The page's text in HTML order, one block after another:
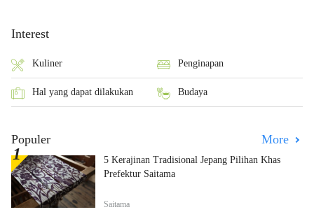
Interest
Kuliner Penginapan
Hal yang dapat dilakukan Budaya
Populer More
5 Kerajinan Tradisional Jepang Pilihan Khas
Prefektur Saitama
Saitama